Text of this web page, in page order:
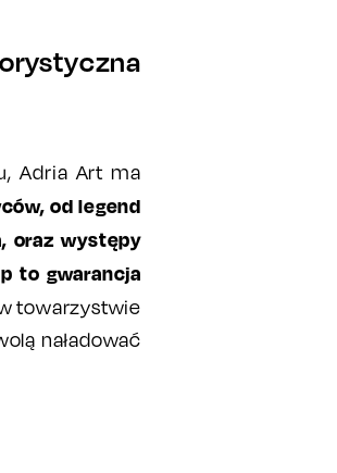
Adria Art ma
od legend
oraz występy
to gwarancja
towarzystwie
naładować